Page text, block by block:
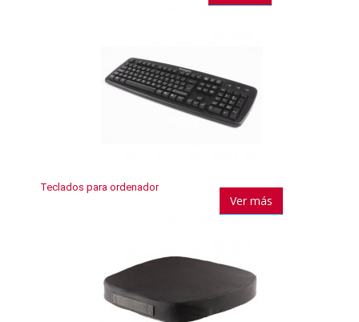
Teclados para ordenador
Ver más